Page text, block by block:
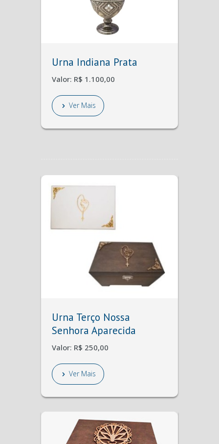
Urna Indiana Prata
Valor: R$ 1.100,00
Ver Mais
Urna Terço Nossa
Senhora Aparecida
Valor: R$ 250,00
Ver Mais